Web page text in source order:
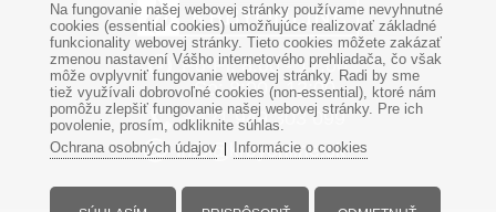
Po-Pi: 8:00 - 17:00
So: 8:00 - 12:00
+421949303 099
Na fungovanie našej webovej stránky používame nevyhnutné
cookies (essential cookies) umožňujúce realizovať základné
funkcionality webovej stránky. Tieto cookies môžete zakázať
zmenou nastavení Vášho internetového prehliadača, čo však
môže ovplyvniť fungovanie webovej stránky. Radi by sme
tiež využívali dobrovoľné cookies (non-essential), ktoré nám
pomôžu zlepšiť fungovanie našej webovej stránky. Pre ich
povolenie, prosím, odkliknite súhlas.
Ochrana osobných údajov| Informácie o cookies